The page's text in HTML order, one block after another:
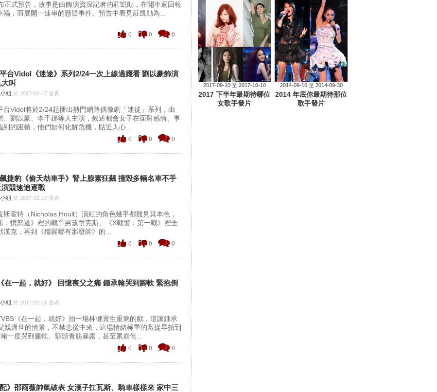
正式預告，故事是由飾演資深記者的莊凱勛，在開車返回報
禍，而展開一連串的懸疑事件。預告中看見莊凱勛為...
0 0 0
台Vidol《迷途》系列2/24一次上線過癮看 劉以豪飾演
叫
組 於 2017-02-17 發表
台Vidol將於2/24起播出熱門網路偶像劇「迷徒」系列，由
、劉以豪、李千娜等人主演，敘述都會女子在面對感情、事
到的困頓，他們如何化解危機，貼近人心...
0 0 0
捷豹《偷天劫車手》腎上腺素狂飆 撞毀多輛名車不手
競速追逐戰
組 於 2017-02-17 發表
斯霍特（Nicholas Hoult）演紅的角色幾乎都難見其本色，
：憤怒道》裡的戰爭男孩耐克斯、《X戰警：第一戰》裡全
漢克，再到《殭屍哪有那麼帥》的...
0 0 0
在一起，就好》 回憶喪父之痛 鍾承翰哭到腳軟 緊抱倒
組 於 2017-02-16 發表
《在一起，就好》拍一場林健寰生重病的戲，這讓鍾承
親過世的情景，不禁悲從中來，這場情緒極重的戲從早拍到
一度哭到腿軟、額頭青筋暴露，甚至累崩倒...
0 0 0
》邵雨薇帥氣破表 女漢子扛瓦斯、騎車樣樣來 家中三
2017-09-10 至 2017-10-10
2017 下半年最期待哪位
女歌手發片
2014-09-16 至 2014-09-30
2014 年底你最期待那位
歌手發片